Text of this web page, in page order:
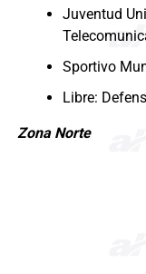
Juventud
Sportivo
Libre:
Zona Norte